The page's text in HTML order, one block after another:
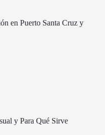
en Puerto Santa Cruz y
y Para Qué Sirve